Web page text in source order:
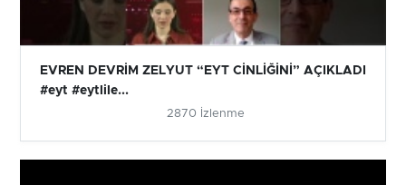
EVREN DEVRİM ZELYUT “EYT CİNLİĞİNİ” AÇIKLADI
#eyt #eytlile...
2870 İzlenme